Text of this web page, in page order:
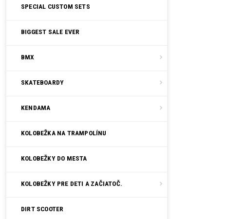
SPECIAL CUSTOM SETS
BIGGEST SALE EVER
BMX
SKATEBOARDY
KENDAMA
KOLOBEŽKA NA TRAMPOLÍNU
KOLOBEŽKY DO MESTA
KOLOBEŽKY PRE DETI A ZAČIATOČ.
DIRT SCOOTER